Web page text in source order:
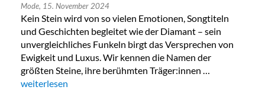
Mode, 15. November 2024
Kein Stein wird von so vielen Emotionen, Songtiteln
und Geschichten begleitet wie der Diamant – sein
unvergleichliches Funkeln birgt das Versprechen von
Ewigkeit und Luxus. Wir kennen die Namen der
größten Steine, ihre berühmten Träger:innen …
„Diamanten aus dem Labor – die Zukunft?“
weiterlesen